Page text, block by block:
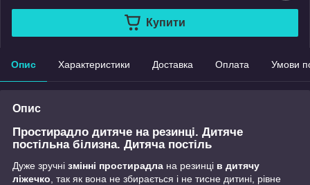
Купити
Опис Характеристики Доставка Оплата Умови
Опис
Простирадло дитяче на резинці. Дитяче
постільна білизна. Дитяча постіль
Дуже зручні змінні простирадла на резинці в дитячу
ліжечко , так як вона не збирається і не тисне дитині, рівне